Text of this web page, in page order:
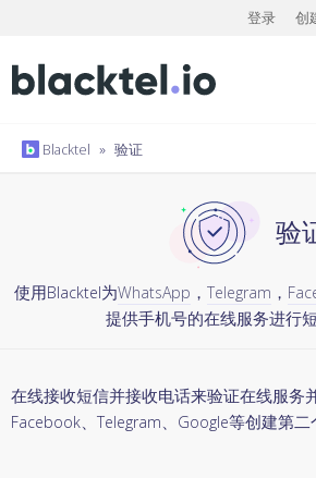
登录 创
Blacktel » 验证
验
使用Blacktel为WhatsApp ， Telegram ，
提供手机号的在线服务进行短
在线接收短信并接收电话来验证在线服务
Facebook、Telegram、Google等创建第二